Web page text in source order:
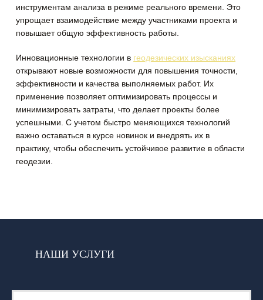
инструментам анализа в режиме реального времени. Это
упрощает взаимодействие между участниками проекта и
повышает общую эффективность работы.
Инновационные технологии в геодезических изысканиях
открывают новые возможности для повышения точности,
эффективности и качества выполняемых работ. Их
применение позволяет оптимизировать процессы и
минимизировать затраты, что делает проекты более
успешными. С учетом быстро меняющихся технологий
важно оставаться в курсе новинок и внедрять их в
практику, чтобы обеспечить устойчивое развитие в области
геодезии.
НАШИ УСЛУГИ